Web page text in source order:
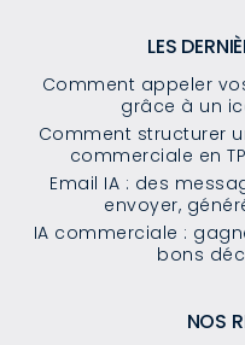
LES
Comment appeler
grâce à un
Comment structurer
commerciale en
Email IA : des
envoyer,
IA commerciale :
bons
NOS